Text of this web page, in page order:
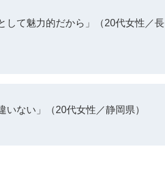
して魅力的だから」（20代女性／長
いない」（20代女性／静岡県）